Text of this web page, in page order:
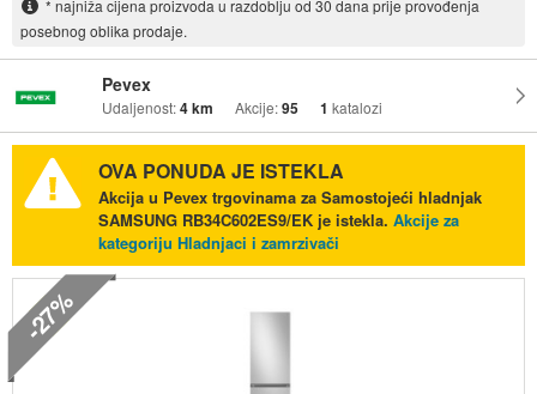
* najniža cijena proizvoda u razdoblju od 30 dana prije provođenja
posebnog oblika prodaje.
Pevex
Udaljenost:4 km Akcije:95 1 katalozi
OVA PONUDA JE ISTEKLA
Akcija u Pevex trgovinama za Samostojeći hladnjak
SAMSUNG RB34C602ES9/EK je istekla. Akcije za
kategoriju Hladnjaci i zamrzivači
-27%